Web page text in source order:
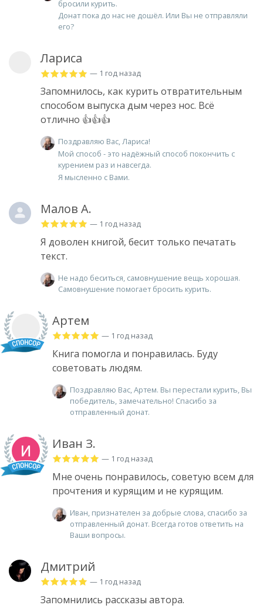
бросили курить.
Донат пока до нас не дошёл. Или Вы не отправляли
его?
Лариса
— 1 год назад
Запомнилось, как курить отвратительным
способом выпуска дым через нос. Всё
отлично 👍👍👍
Поздравляю Вас, Лариса!
Мой способ - это надёжный способ покончить с
курением раз и навсегда.
Я мысленно с Вами.
Малов А.
— 1 год назад
Я доволен книгой, бесит только печатать
текст.
Не надо беситься, самовнушение вещь хорошая.
Самовнушение помогает бросить курить.
Артем
— 1 год назад
Книга помогла и понравилась. Буду
советовать людям.
Поздравляю Вас, Артем. Вы перестали курить, Вы
победитель, замечательно! Спасибо за
отправленный донат.
Иван З.
— 1 год назад
Мне очень понравилось, советую всем для
прочтения и курящим и не курящим.
Иван, признателен за добрые слова, спасибо за
отправленный донат. Всегда готов ответить на
Ваши вопросы.
Дмитрий
— 1 год назад
Запомнились рассказы автора.